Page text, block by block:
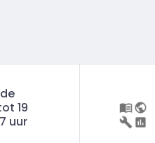
19
uur